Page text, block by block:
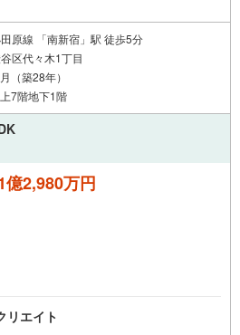
さい。
にご希望の「広さ・価格・エリア」や住み
だければ、ネット掲載不可の限定情報や、
ご用意いたします。
将来の金銭的な不安には、提携ファイナン
フプランに合わせた資金計画をお答えしま
の住み替えやご売却の相談まで長期的に
話が繋がりやすくなっております。人気物
め、お早めにお問い合わせください！
原線 「南新宿」駅 徒歩5分
区代々木1丁目
（築28年）
7階地下1階
億2,980万円
リエイト